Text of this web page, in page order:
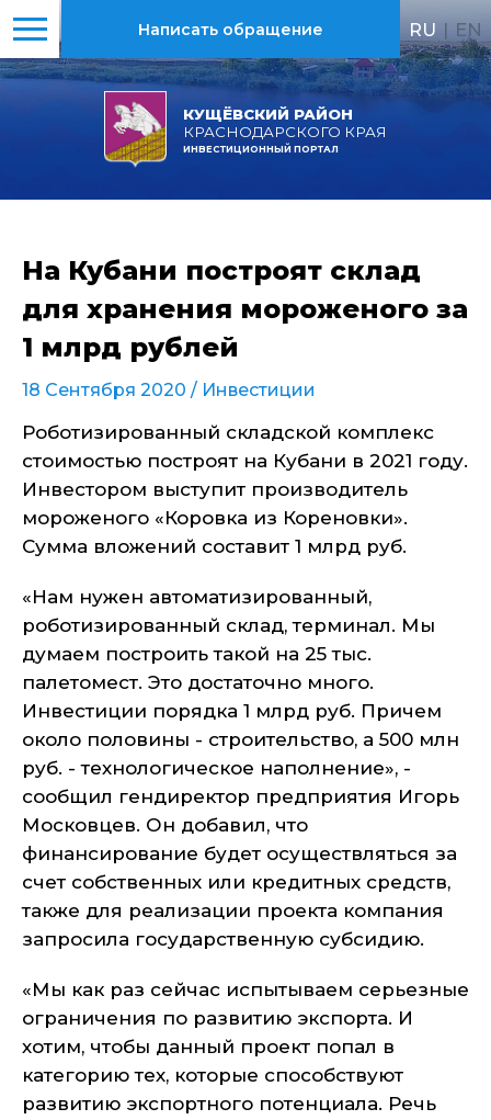
КУЩЁВСКИЙ РАЙОН
КРАСНОДАРСКОГО КРАЯ
ИНВЕСТИЦИОННЫЙ ПОРТАЛ
Написать обращение RU | EN
На Кубани построят склад
для хранения мороженого за
1 млрд рублей
18 Сентября 2020 / Инвестиции
Роботизированный складской комплекс
стоимостью построят на Кубани в 2021 году.
Инвестором выступит производитель
мороженого «Коровка из Кореновки».
Сумма вложений составит 1 млрд руб.
«Нам нужен автоматизированный,
роботизированный склад, терминал. Мы
думаем построить такой на 25 тыс.
палетомест. Это достаточно много.
Инвестиции порядка 1 млрд руб. Причем
около половины - строительство, а 500 млн
руб. - технологическое наполнение», -
сообщил гендиректор предприятия Игорь
Московцев. Он добавил, что
финансирование будет осуществляться за
счет собственных или кредитных средств,
также для реализации проекта компания
запросила государственную субсидию.
«Мы как раз сейчас испытываем серьезные
ограничения по развитию экспорта. И
хотим, чтобы данный проект попал в
категорию тех, которые способствуют
развитию экспортного потенциала. Речь